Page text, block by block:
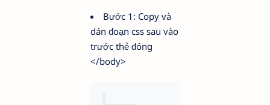
Bước 1: Copy và
dán đoạn css sau vào
trước thẻ đóng
</body>